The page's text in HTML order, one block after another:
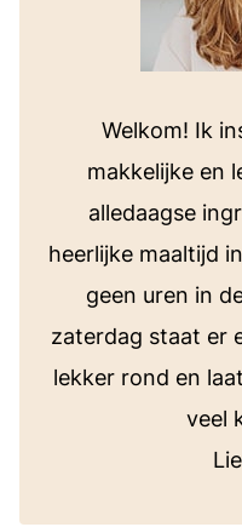
Welkom! Ik
makkelijke en
alledaagse
heerlijke maaltijd
geen uren in
zaterdag staat er
lekker rond en
veel